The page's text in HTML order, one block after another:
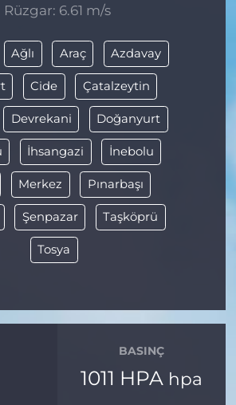
Rüzgar: 6.61 m/s
Ağlı Araç Azdavay
Cide Çatalzeytin
Devrekani Doğanyurt
İhsangazi İnebolu
Merkez Pınarbaşı
Şenpazar Taşköprü
Tosya
BASINÇ
1011 HPA hpa